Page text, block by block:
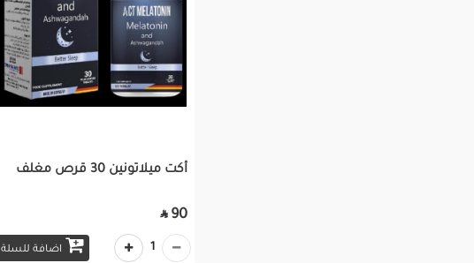
أكت ميلاتونين 30 قرص مغلف
90

اضافة للسلة 1